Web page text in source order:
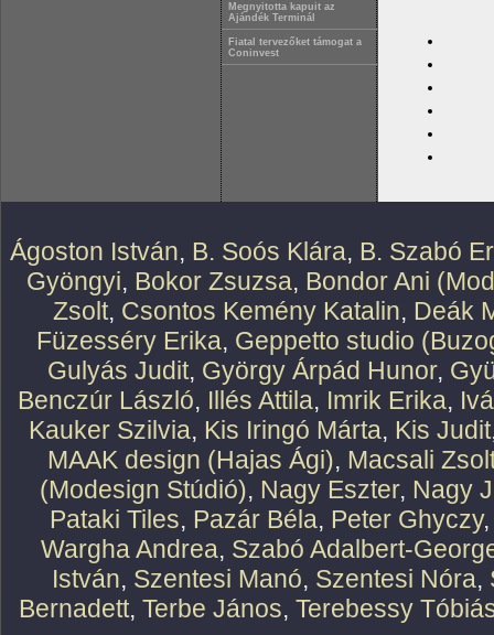
Megnyitotta kapuit az
Ajándék Terminál
Fiatal tervezőket támogat a
Coninvest
Ágoston István, B. Soós Klára, B. Szabó
Gyöngyi, Bokor Zsuzsa, Bondor Ani
Zsolt, Csontos Kemény Katalin, Deák
Füzesséry Erika, Geppetto studio
Gulyás Judit, György Árpád Hunor,
Benczúr László, Illés Attila, Imrik Erika,
Kauker Szilvia, Kis Iringó Márta, Kis Judit
MAAK design (Hajas Ági), Macsali
(Modesign Stúdió), Nagy Eszter, Nagy
Pataki Tiles, Pazár Béla, Peter Ghyczy
Wargha Andrea, Szabó Adalbert-
István, Szentesi Manó, Szentesi Nóra,
Bernadett, Terbe János, Terebessy